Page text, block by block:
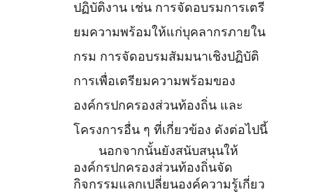
ปฏิบัติงาน เช่น การจัดอบรมการเตรี
ยมความพร้อมให้แก่บุคลากรภายใน
กรม การจัดอบรมสัมมนาเชิงปฏิบัติ
การเพื่อเตรียมความพร้อมของ
องค์กรปกครองส่วนท้องถิ่น และ
โครงการอื่น ๆ ที่เกี่ยวข้อง ดังต่อไปนี้
นอกจากนั้นยังสนับสนุนให้
องค์กรปกครองส่วนท้องถิ่นจัด
กิจกรรมแลกเปลี่ยนองค์ความรู้เกี่ยว